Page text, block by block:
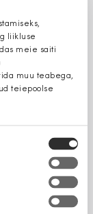
liikluse
meie saiti
muu teabega,
teiepoolse